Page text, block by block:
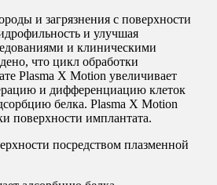
и загрязнения с поверхности
и улучшая
и клиническими
что цикл обработки
Plasma X Motion увеличивает
и дифференциацию клеток
белка. Plasma X Motion
поверхности имплантата.
посредством плазменной